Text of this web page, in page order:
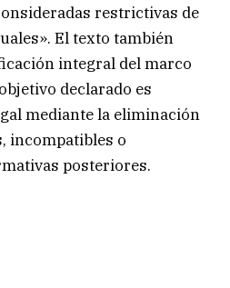
restrictivas de
El texto también
integral del marco
declarado es
mediante la eliminación
incompatibles o
posteriores.